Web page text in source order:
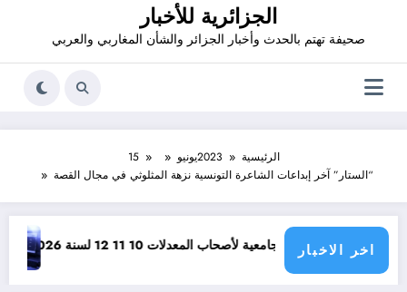
الجزائرية للأخبار
صحيفة تهتم بالحدث وأخبار الجزائر والشأن المغاربي والعربي
الرئيسية 2023يونيو
15
“الستار” آخر إبداعات الشاعرة التونسية نزهة المثلوثي في مجال القصة
اخر الاخبار
الجامعية لأصحاب المعدلات 10 11 12 لسنة 2026 وظائف مفتوحة